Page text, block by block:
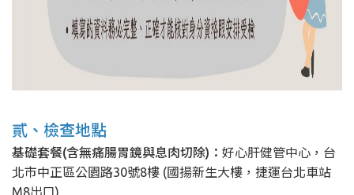
貳、檢查地點
基礎套餐(含無痛腸胃鏡與息肉切除)： 好心肝健管中心，台
北市中正區公園路30號8樓 (國揚新生大樓，捷運台北車站
M8出口)